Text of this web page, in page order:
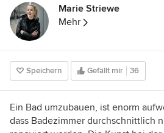
Marie Striewe
Mehr
Speichern Gefällt mir 36
Ein Bad umzubauen, ist enorm
dass Badezimmer durchschnittlich